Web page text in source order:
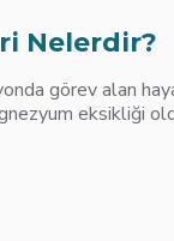
Nelerdir?
görev alan
eksikliği